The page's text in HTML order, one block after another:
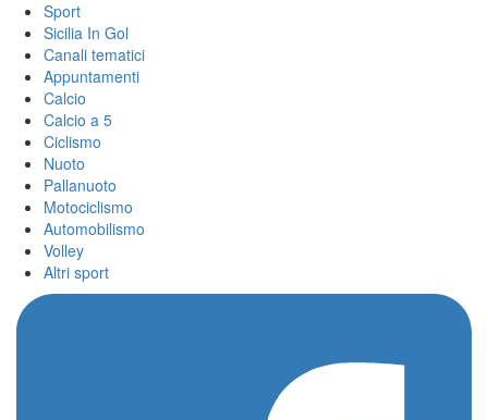
Sport
Sicilia In Gol
Canali tematici
Appuntamenti
Calcio
Calcio a 5
Ciclismo
Nuoto
Pallanuoto
Motociclismo
Automobilismo
Volley
Altri sport